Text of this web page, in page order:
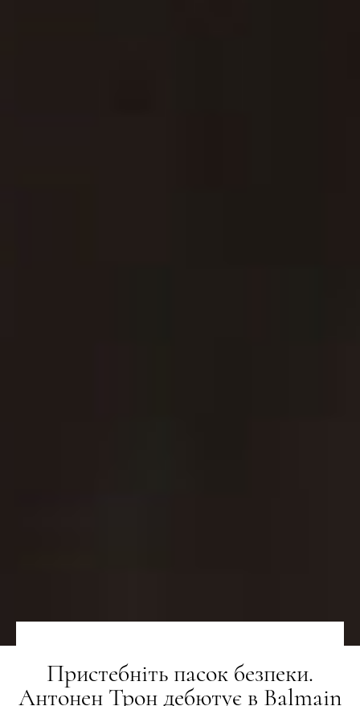
Пристебніть пасок безпеки.
Антонен Трон дебютує в Balmain